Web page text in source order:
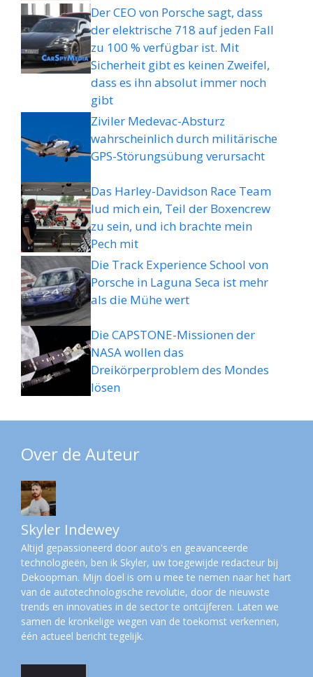
Der CEO von Porsche sagt, dass
der elektrische 718 auf jeden Fall
zu 100 % verfügbar ist. Mit
Sicherheit gibt es keinen Zweifel,
dass es ihn absolut immer noch
gibt
Ziviler Medevac-Absturz
wahrscheinlich durch militärische
GPS-Störungsübung verursacht
Das Harley-Davidson Race Team
lud mich ein, Teil der Boxencrew
zu sein, und ich brachte mein
Pech mit
Die Track Experience School von
Porsche in Laguna Seca ist mehr
als die Mühe wert
Die CAPSTONE-Missionen der
NASA wollen das
Dreikörperproblem des Mondes
lösen
Over de Auteur
Skyler Indewey
Altijd gepassioneerd door auto's en geavanceerde
technologieën, ben ik Skyler, uw toegewijde redacteur bij
Dekoopman. Mijn doel is om u mee te nemen naar het hart
van de autotechnologische revolutie, door de nieuwste
trends en innovaties in de sector te ontcijferen. Laten we
samen de kronkelige wegen van de toekomst verkennen,
één actueel bericht tegelijk.